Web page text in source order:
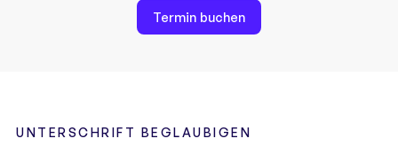
Termin buchen
UNTERSCHRIFT BEGLAUBIGEN